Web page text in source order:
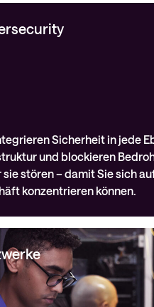
Sicherheit in jede
und blockieren
sie stören – damit Sie sich
konzentrieren können.